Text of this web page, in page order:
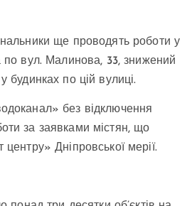
ще проводять роботи у
по вул. Малинова, 33, знижений
будинках по цій вулиці.
без відключення
за заявками містян, що
Дніпровської мерії.